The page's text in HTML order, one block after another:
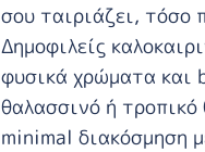
σου ταιριάζει, τόσο
Δημοφιλείς
φυσικά χρώματα και
θαλασσινό ή τροπικό
minimal διακόσμηση